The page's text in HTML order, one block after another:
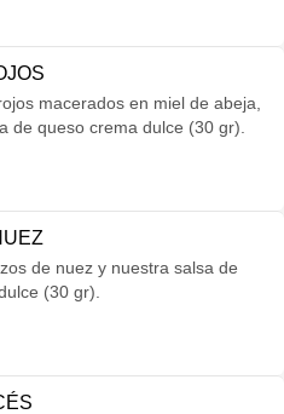
macerados en miel de abeja,
de queso crema dulce (30 gr).
de nuez y nuestra salsa de
(30 gr).